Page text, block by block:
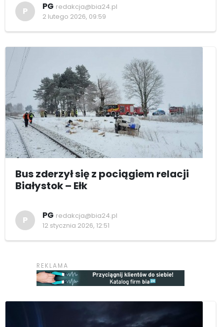
P PG redakcja@bia24.pl
2 lutego 2026, 09:59
Bus zderzył się z pociągiem relacji
Białystok – Ełk
P PG redakcja@bia24.pl
12 stycznia 2026, 12:51